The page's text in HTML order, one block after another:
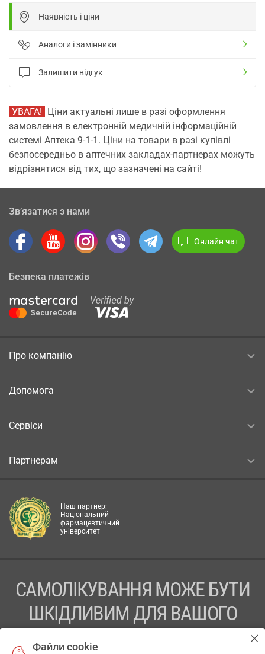
Наявність і ціни
Аналоги і замінники
Залишити відгук
УВАГА! Ціни актуальні лише в разі оформлення
замовлення в електронній медичній інформаційній
системі Аптека 9-1-1. Ціни на товари в разі купівлі
безпосередньо в аптечних закладах-партнерах можуть
відрізнятися від тих, що зазначені на сайті!
Зв’язатися з нами
Онлайн чат
Безпека платежів
Про компанію
Допомога
Сервіси
Партнерам
Наш партнер:
Національний
фармацевтичний
університет
САМОЛІКУВАННЯ МОЖЕ БУТИ
ШКІДЛИВИМ ДЛЯ ВАШОГО
Файли cookie